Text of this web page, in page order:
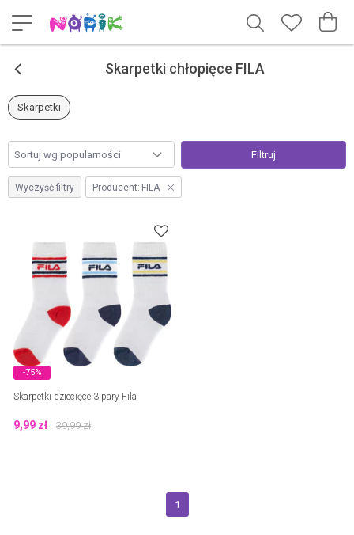
< Skarpetki chłopięce FILA
Skarpetki
Filtruj
Wyczyść filtry Producent: FILA
-75%
Skarpetki dziecięce 3 pary Fila
9,99 zł 39,99zł
1